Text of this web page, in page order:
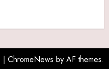
| ChromeNews by AF themes.